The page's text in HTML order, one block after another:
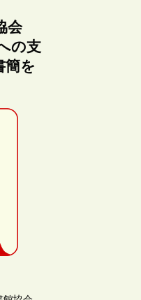
会
の支
簡を